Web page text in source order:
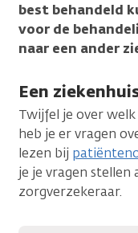
best behandeld
voor de
naar een ander
Een
Twijfel je over
heb je er vragen
lezen bij
je je vragen stellen
zorgverzekeraar.